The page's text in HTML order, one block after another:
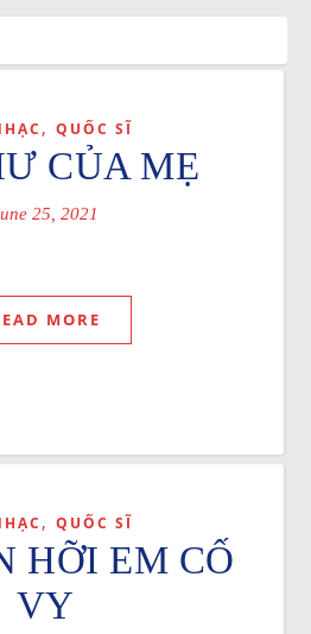
, QUỐC SĨ
CỦA MẸ
25, 2021
MORE
, QUỐC SĨ
HỠI EM CỐ
VY